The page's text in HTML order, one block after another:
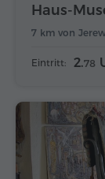
7 km von
Haus-
Eintritt: 2.78